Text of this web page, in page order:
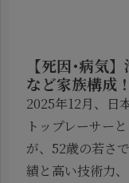
【死因･病気
など家族構成！
2025年12月、日
トップレーサー
が、52歳の若さ
績と高い技術力